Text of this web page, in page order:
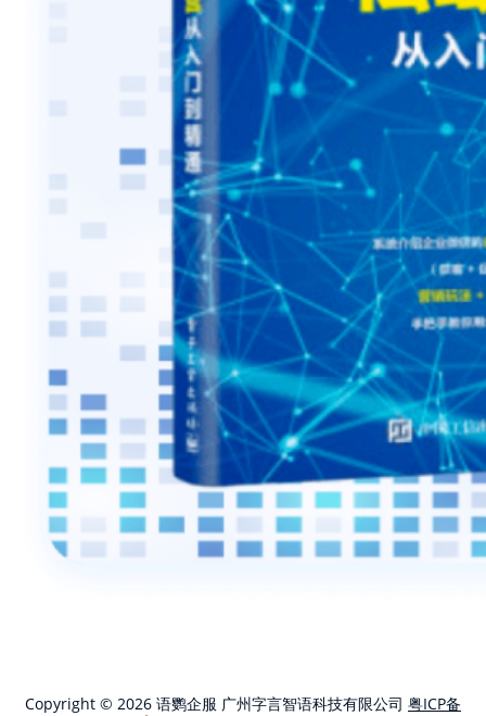
Copyright © 2026 语鹦企服 广州字言智语科技有限公司 粤ICP备